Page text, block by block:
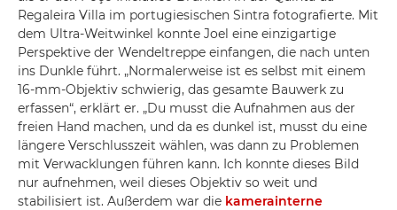
Regaleira Villa im portugiesischen Sintra fotografierte. Mit
dem Ultra-Weitwinkel konnte Joel eine einzigartige
Perspektive der Wendeltreppe einfangen, die nach unten
ins Dunkle führt. „Normalerweise ist es selbst mit einem
16-mm-Objektiv schwierig, das gesamte Bauwerk zu
erfassen“, erklärt er. „Du musst die Aufnahmen aus der
freien Hand machen, und da es dunkel ist, musst du eine
längere Verschlusszeit wählen, was dann zu Problemen
mit Verwacklungen führen kann. Ich konnte dieses Bild
nur aufnehmen, weil dieses Objektiv so weit und
stabilisiert ist. Außerdem war die kamerainterne